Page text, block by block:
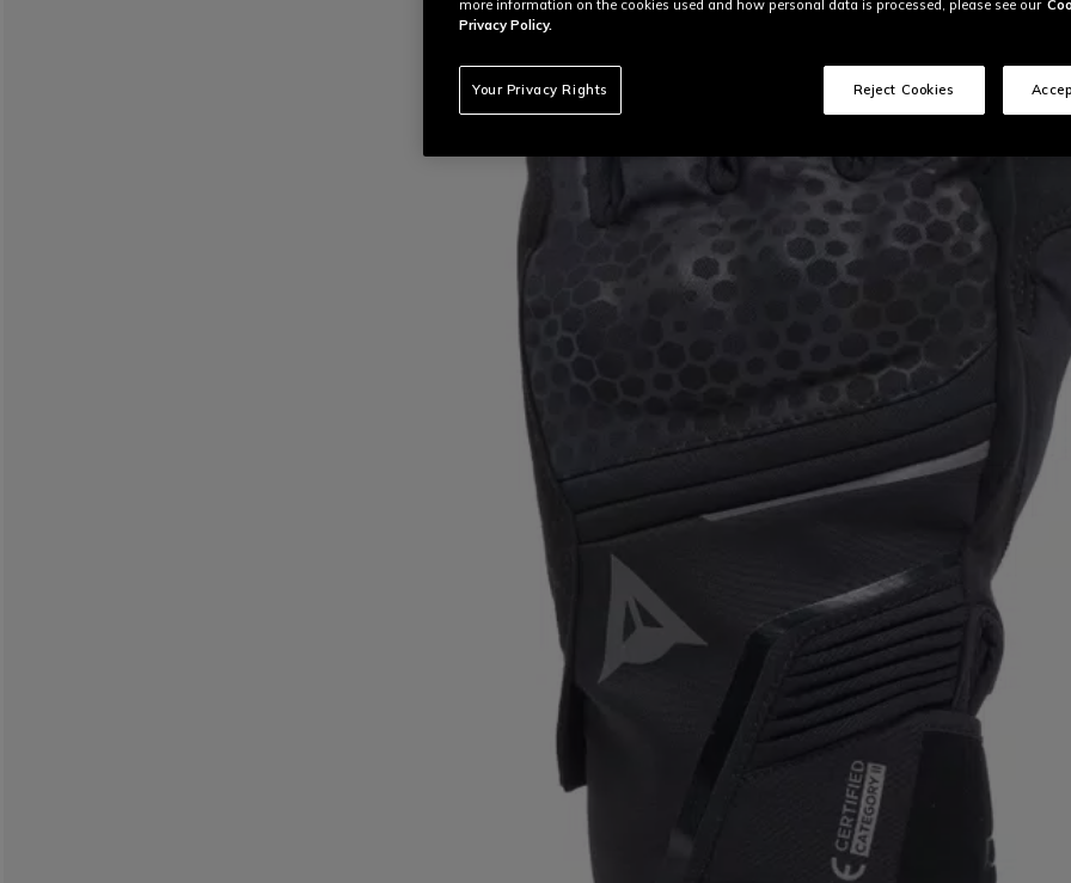
more information on the cookies used and how personal data is processed, please see our
Privacy Policy.
Your Privacy Rights Reject Cookies